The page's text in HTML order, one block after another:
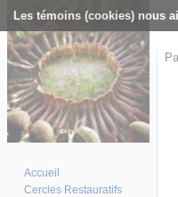
Les témoins (cookies) nous
Accueil
Cercles Restauratifs